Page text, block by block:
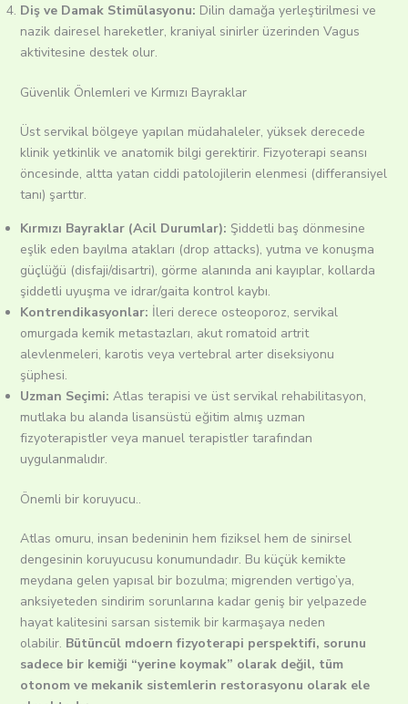
Diş ve Damak Stimülasyonu: Dilin damağa yerleştirilmesi ve
nazik dairesel hareketler, kraniyal sinirler üzerinden Vagus
aktivitesine destek olur.
Güvenlik Önlemleri ve Kırmızı Bayraklar
Üst servikal bölgeye yapılan müdahaleler, yüksek derecede
klinik yetkinlik ve anatomik bilgi gerektirir. Fizyoterapi seansı
öncesinde, altta yatan ciddi patolojilerin elenmesi (differansiyel
tanı) şarttır.
Kırmızı Bayraklar (Acil Durumlar): Şiddetli baş dönmesine
eşlik eden bayılma atakları (drop attacks), yutma ve konuşma
güçlüğü (disfaji/disartri), görme alanında ani kayıplar, kollarda
şiddetli uyuşma ve idrar/gaita kontrol kaybı.
Kontrendikasyonlar: İleri derece osteoporoz, servikal
omurgada kemik metastazları, akut romatoid artrit
alevlenmeleri, karotis veya vertebral arter diseksiyonu
şüphesi.
Uzman Seçimi: Atlas terapisi ve üst servikal rehabilitasyon,
mutlaka bu alanda lisansüstü eğitim almış uzman
fizyoterapistler veya manuel terapistler tarafından
uygulanmalıdır.
Önemli bir koruyucu..
Atlas omuru, insan bedeninin hem fiziksel hem de sinirsel
dengesinin koruyucusu konumundadır. Bu küçük kemikte
meydana gelen yapısal bir bozulma; migrenden vertigo’ya,
anksiyeteden sindirim sorunlarına kadar geniş bir yelpazede
hayat kalitesini sarsan sistemik bir karmaşaya neden
olabilir. Bütüncül mdoern fizyoterapi perspektifi, sorunu
sadece bir kemiği “yerine koymak” olarak değil, tüm
otonom ve mekanik sistemlerin restorasyonu olarak ele